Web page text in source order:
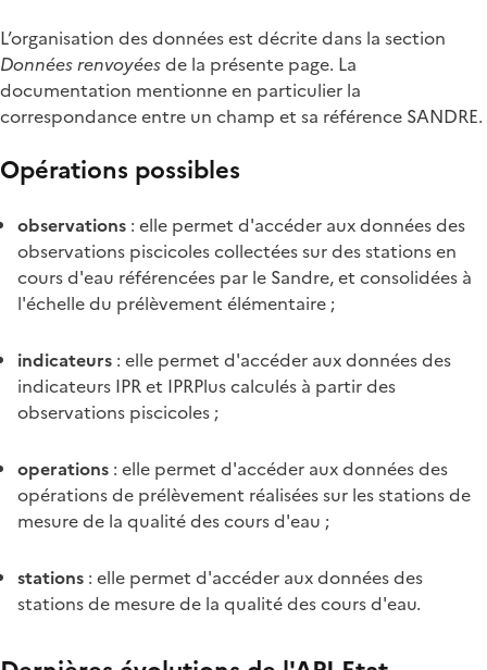
L’organisation des données est décrite dans la section
Données renvoyéesde la présente page. La
documentation mentionne en particulier la
correspondance entre un champ et sa référence SANDRE.
Opérations possibles
observations : elle permet d'accéder aux données des
observations piscicoles collectées sur des stations en
cours d'eau référencées par le Sandre, et consolidées à
l'échelle du prélèvement élémentaire ;
indicateurs : elle permet d'accéder aux données des
indicateurs IPR et IPRPlus calculés à partir des
observations piscicoles ;
operations : elle permet d'accéder aux données des
opérations de prélèvement réalisées sur les stations de
mesure de la qualité des cours d'eau ;
stations : elle permet d'accéder aux données des
stations de mesure de la qualité des cours d'eau.